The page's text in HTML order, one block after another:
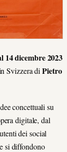
14 dicembre 2023
Svizzera diPietro
concettuali su
digitale, dal
dei social
si diffondono